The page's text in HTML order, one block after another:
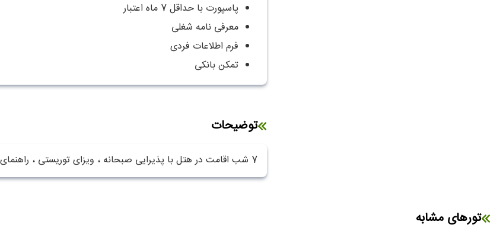
پاسپورت با حداقل 7 ماه اعتبار
معرفی نامه شغلی
فرم اطلاعات فردی
تمکن بانکی
توضیحات
7 شب اقامت در هتل با پذیرایی صبحانه ، ویزای توریستی ، راهنمای فارسی زبان ، بیمه مسافرتی و ترانسفر فرودگاهی
تورهای مشابه